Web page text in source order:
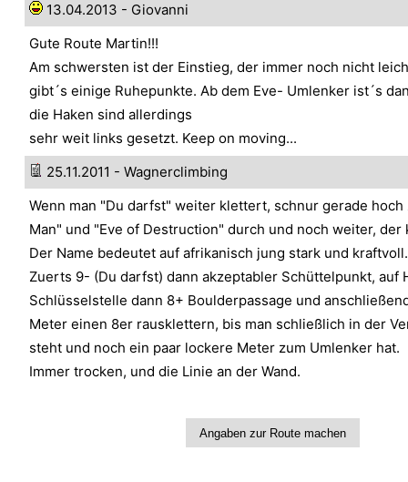
13.04.2013 - Giovanni
Gute Route Martin!!!
Am schwersten ist der Einstieg, der immer noch nicht
gibt´s einige Ruhepunkte. Ab dem Eve- Umlenker ist´s
die Haken sind allerdings
sehr weit links gesetzt. Keep on moving...
25.11.2011 - Wagnerclimbing
Wenn man "Du darfst" weiter klettert, schnur gerade
Man" und "Eve of Destruction" durch und noch weiter, der
Der Name bedeutet auf afrikanisch jung stark und kraftvoll.
Zuerts 9- (Du darfst) dann akzeptabler Schüttelpunkt, auf
Schlüsselstelle dann 8+ Boulderpassage und
Meter einen 8er rausklettern, bis man schließlich in der
steht und noch ein paar lockere Meter zum Umlenker hat.
Immer trocken, und die Linie an der Wand.